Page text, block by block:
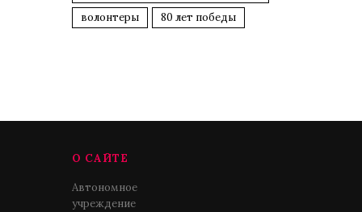
волонтеры
80 лет победы
О САЙТЕ
Автономное
учреждение